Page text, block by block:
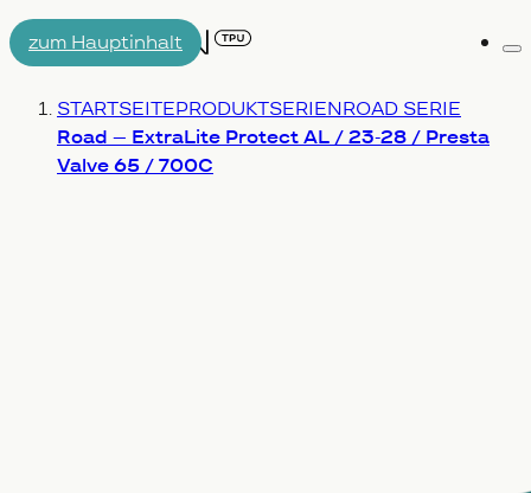
zum Hauptinhalt
AIRTUBE
ENGINEERINGDARUM AERON/
Du bist hier:
STARTSEITEPRODUKTSERIENROAD SERIE
Road – ExtraLite Protect AL / 23-28 / Presta
Valve 65 / 700C